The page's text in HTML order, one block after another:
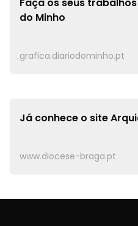
do Minho
grafica.diariodominho.pt
Já conhece o site
www.diocese-braga.pt